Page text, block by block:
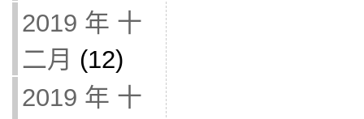
2019 年 十
二月 (12)
2019 年 十